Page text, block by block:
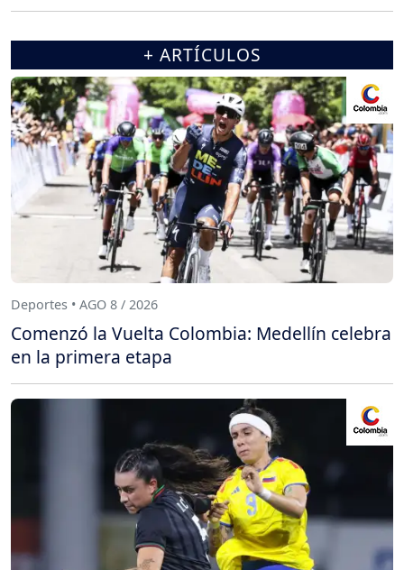
+ ARTÍCULOS
Deportes • AGO 8 / 2026
Comenzó la Vuelta Colombia: Medellín celebra
en la primera etapa